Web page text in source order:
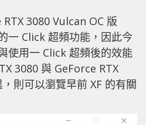
3080 Vulcan OC 版
一 Click 超頻功能，因此今
使用一 Click 超頻後的效能
3080 與 GeForce RTX
則可以瀏覽早前 XF 的有關